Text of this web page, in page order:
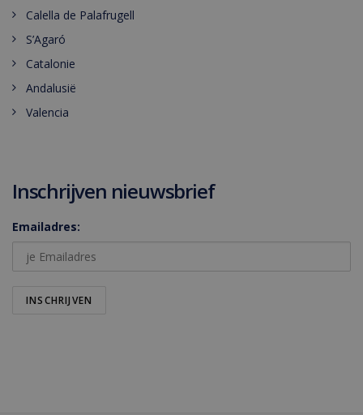
Calella de Palafrugell
S’Agaró
Catalonie
Andalusië
Valencia
Inschrijven nieuwsbrief
Emailadres: